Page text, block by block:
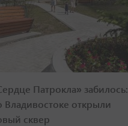
Патрокла» забилось:
Владивостоке открыли
сквер